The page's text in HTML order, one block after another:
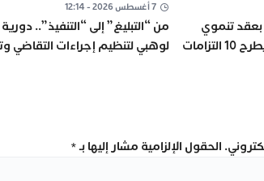
بعقد تنموي
واضح قبل انتخابات 2026 ويطرح 10 التزامات
7 أغسطس 2026 - 12:14
من “التبليغ” إلى “التنفيذ”..
لوهبي لتنظيم إجراءات التقاضي
الحقول الإلزامية مشار إليها بـ*